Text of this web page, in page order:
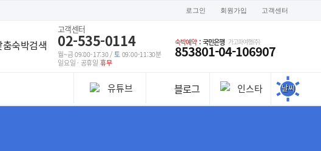
로그인 회원가입 고객센터
춤숙박검색
고객센터
02-535-0114
월~금 09:00-17:30 /토09:00-11:30분
일요일 · 공휴일 휴무
숙박예약: 국민은행
853801-04-106907
가고파여행(주)
유튜브 블로그 인스타 날씨